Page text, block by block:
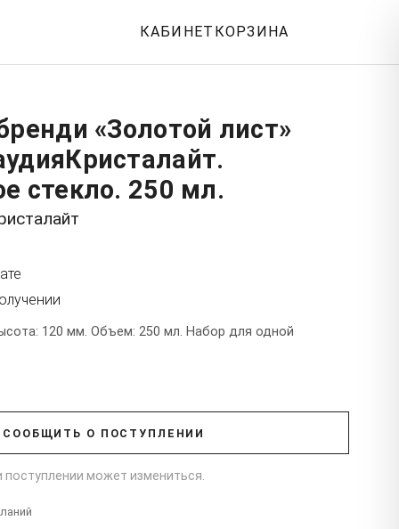
КАБИНЕТ КОРЗИНА
«Золотой лист»
стекло. 250 мл.
120 мм. Объем: 250 мл. Набор для одной
СООБЩИТЬ О ПОСТУПЛЕНИИ
поступлении может измениться.